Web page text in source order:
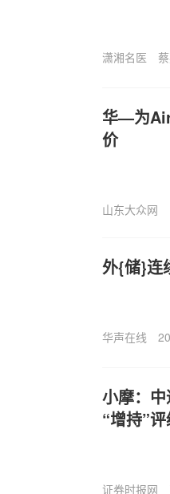
潇湘名医
华—为
价
山东大众网
外{储}连
华声在线
小摩：
“增持”
证券时报网